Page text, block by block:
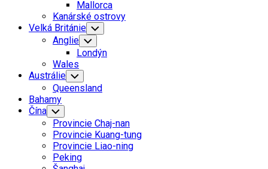
Mallorca
Kanárské ostrovy
Velká Británie Toggle
Child
Menu
Anglie Toggle
Child
Menu
Londýn
Wales
Austrálie Toggle
Child
Menu
Queensland
Bahamy
Čína Toggle
Child
Menu
Provincie Chaj-nan
Provincie Kuang-tung
Provincie Liao-ning
Peking